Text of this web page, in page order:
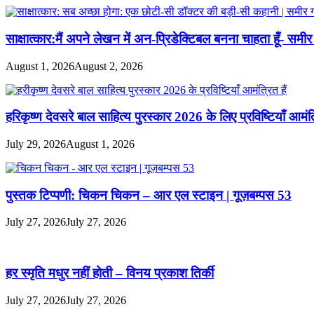
साक्षात्कार:मैं अपने लेखन में अन-प्रिडेक्टिबल बनना चाहता हूँ- समीर
August 1, 2026August 2, 2026
हरिकृष्ण देवसरे बाल साहित्य पुरस्कार 2026 के लिए प्रविष्टियाँ
July 29, 2026August 1, 2026
पुस्तक टिप्पणी: चिकन चिकन – आर एल स्टाइन | गूज़बम्पस 53
July 27, 2026July 27, 2026
हर स्मृति मधुर नहीं होती – विनय प्रकाश तिर्की
July 27, 2026July 27, 2026